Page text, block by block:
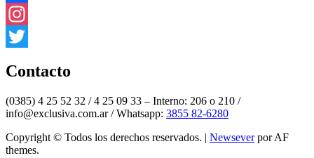
Facebook
Instagram
Contacto
(0385) 4 25 52 32 / 4 25 09 33 – Interno: 206 o 210 /
info@exclusiva.com.ar / Whatsapp: 3855 82-6280
Copyright © Todos los derechos reservados. | Newseverpor AF
themes.